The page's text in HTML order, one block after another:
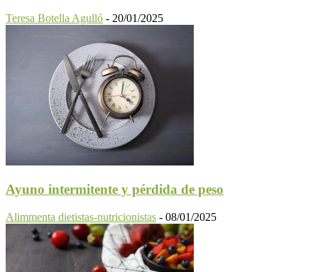
Teresa Botella Agulló - 20/01/2025
Ayuno intermitente y pérdida de peso
Alimmenta dietistas-nutricionistas - 08/01/2025